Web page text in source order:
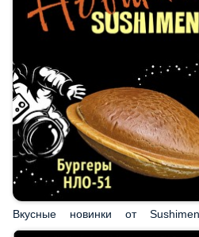
Вкусные новинки от Sushimen